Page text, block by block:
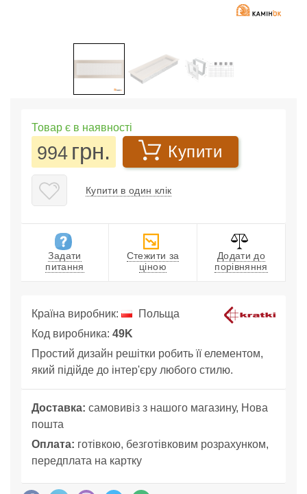
Товар є в наявності
994 грн. Купити
Купити в один клік
Задати
питання
Стежити за
ціною
Додати до
порівняння
Країна виробник:
Польща
Код виробника: 49K
Простий дизайн решітки робить її елементом,
який підійде до інтер'єру любого стилю.
Доставка: самовивіз з нашого магазину, Нова
пошта
Оплата: готівкою, безготівковим розрахунком,
передплата на картку